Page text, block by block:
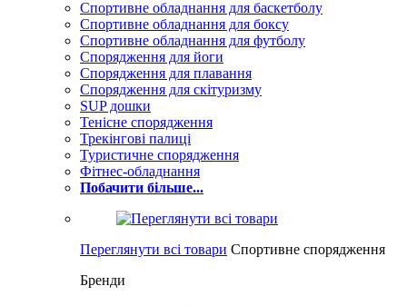
Спортивне обладнання для баскетболу
Спортивне обладнання для боксу
Спортивне обладнання для футболу
Спорядження для йоги
Спорядження для плавання
Спорядження для скітуризму
SUP дошки
Тенісне спорядження
Трекінгові палиці
Туристичне спорядження
Фітнес-обладнання
Побачити більше...
Переглянути всі товари Спортивне спорядження
Бренди